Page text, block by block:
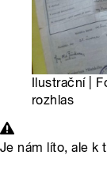
Ilustrační |
rozhlas
Je nám líto, ale k